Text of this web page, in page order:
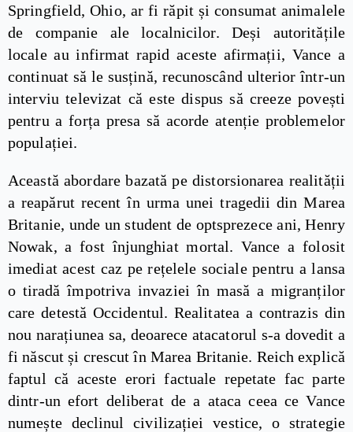
Springfield, Ohio, ar fi răpit și consumat animalele
de companie ale localnicilor. Deși autoritățile
locale au infirmat rapid aceste afirmații, Vance a
continuat să le susțină, recunoscând ulterior într-un
interviu televizat că este dispus să creeze povești
pentru a forța presa să acorde atenție problemelor
populației.
Această abordare bazată pe distorsionarea realității
a reapărut recent în urma unei tragedii din Marea
Britanie, unde un student de optsprezece ani, Henry
Nowak, a fost înjunghiat mortal. Vance a folosit
imediat acest caz pe rețelele sociale pentru a lansa
o tiradă împotriva invaziei în masă a migranților
care detestă Occidentul. Realitatea a contrazis din
nou narațiunea sa, deoarece atacatorul s-a dovedit a
fi născut și crescut în Marea Britanie. Reich explică
faptul că aceste erori factuale repetate fac parte
dintr-un efort deliberat de a ataca ceea ce Vance
numește declinul civilizației vestice, o strategie